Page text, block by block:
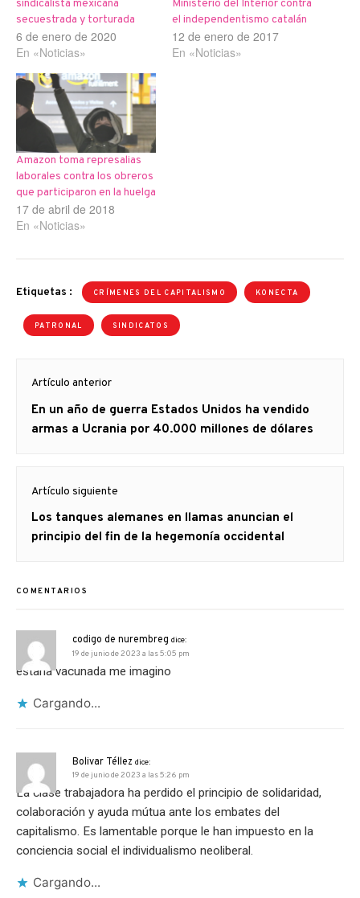
sindicalista mexicana
secuestrada y torturada
6 de enero de 2020
En «Noticias»
Ministerio del Interior contra
el independentismo catalán
12 de enero de 2017
En «Noticias»
Amazon toma represalias
laborales contra los obreros
que participaron en la huelga
17 de abril de 2018
En «Noticias»
Etiquetas : CRÍMENES DEL CAPITALISMO KONECTA
PATRONAL SINDICATOS
de
entradas
Artículo anterior
Artículo
anterior
En un año de guerra Estados Unidos ha vendido
armas a Ucrania por 40.000 millones de dólares
Artículo siguiente
Artículo
siguiente:
Los tanques alemanes en llamas anuncian el
principio del fin de la hegemonía occidental
COMENTARIOS
codigo de nurembreg dice:
19 de junio de 2023 a las 5:05 pm
estaría vacunada me imagino
Cargando...
Bolivar Téllez dice:
19 de junio de 2023 a las 5:26 pm
La clase trabajadora ha perdido el principio de solidaridad,
colaboración y ayuda mútua ante los embates del
capitalismo. Es lamentable porque le han impuesto en la
conciencia social el individualismo neoliberal.
Cargando...